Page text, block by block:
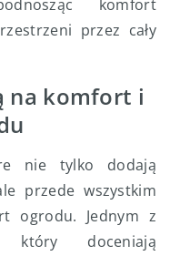
komfort
przez cały
na komfort i
nie tylko dodają
przede wszystkim
ogrodu. Jednym z
który doceniają